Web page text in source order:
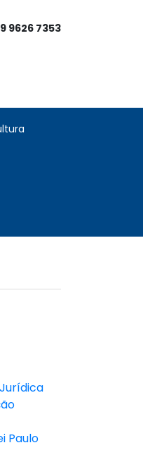
9626 7353
Paulo